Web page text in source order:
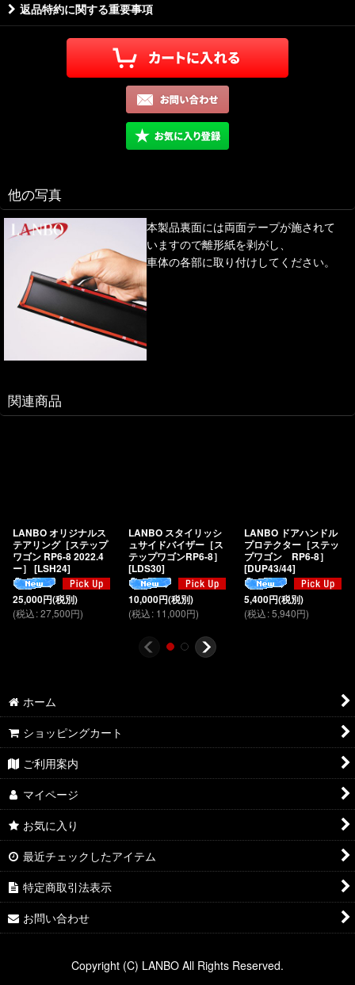
返品特約に関する重要事項
他の写真
本製品裏面には両面テープが施されて
いますので離形紙を剥がし、
車体の各部に取り付けしてください。
関連商品
LANBO オリジナルス
テアリング［ステップ
ワゴン RP6-8 2022.4
ー］ [LSH24]
25,000円(税別)
(税込:27,500円)
LANBO スタイリッシ
ュサイドバイザー［ス
テップワゴンRP6-8］
[LDS30]
10,000円(税別)
(税込: 11,000円)
LANBO ドアハンドル
プロテクター［ステッ
プワゴン RP6-8］
[DUP43/44]
5,400円(税別)
(税込:5,940円)
ホーム
ショッピングカート
ご利用案内
マイページ
お気に入り
最近チェックしたアイテム
特定商取引法表示
お問い合わせ
Copyright (C) LANBO All Rights Reserved.